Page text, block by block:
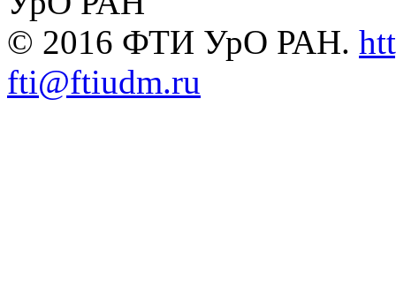
© 2016 ФТИ УрО РАН.
fti@ftiudm.ru